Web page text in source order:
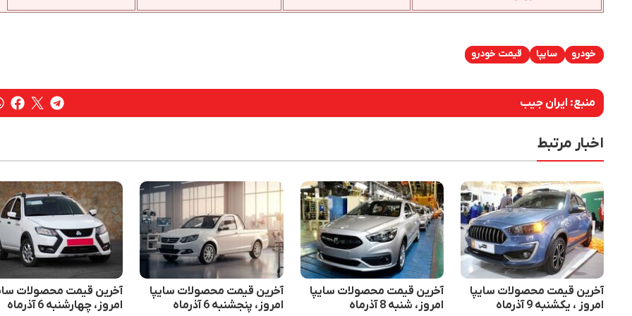
خودرو سایپا قیمت خودرو
منبع: ایران جیب
اخبار مرتبط
آخرین قیمت محصولات سایپا
امروز ، یکشنبه 9 آذرماه
آخرین قیمت محصولات سایپا
امروز، شنبه 8 آذرماه
آخرین قیمت محصولات سایپا
امروز، پنجشنبه 6 آذرماه
آخرین قیمت محصولات
امروز، چهارشنبه 6 آذرماه